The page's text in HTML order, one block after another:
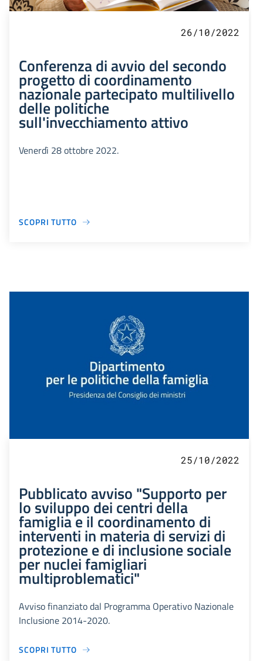
26/10/2022
Conferenza di avvio del secondo
progetto di coordinamento
nazionale partecipato multilivello
delle politiche
sull'invecchiamento attivo
Venerdì 28 ottobre 2022.
SCOPRI TUTTO
25/10/2022
Pubblicato avviso "Supporto per
lo sviluppo dei centri della
famiglia e il coordinamento di
interventi in materia di servizi di
protezione e di inclusione sociale
per nuclei famigliari
multiproblematici"
Avviso finanziato dal Programma Operativo Nazionale
Inclusione 2014-2020.
SCOPRI TUTTO